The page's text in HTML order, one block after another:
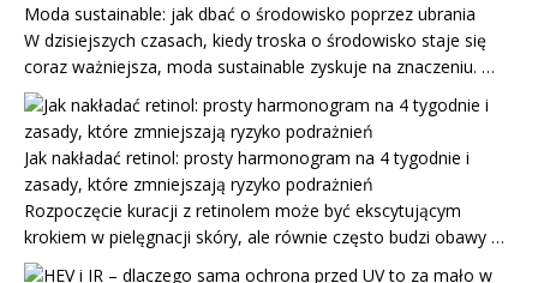
Moda sustainable: jak dbać o środowisko poprzez ubrania
W dzisiejszych czasach, kiedy troska o środowisko staje się
coraz ważniejsza, moda sustainable zyskuje na znaczeniu. …
Jak nakładać retinol: prosty harmonogram na 4 tygodnie i
zasady, które zmniejszają ryzyko podrażnień
Rozpoczęcie kuracji z retinolem może być ekscytującym
krokiem w pielęgnacji skóry, ale równie często budzi obawy …